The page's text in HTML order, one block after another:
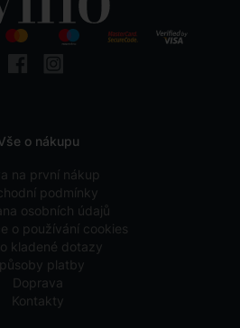
o nákupu
na první nákup
podmínky
osobních údajů
o používání cookies
kladené dotazy
platby
Doprava
Kontakty